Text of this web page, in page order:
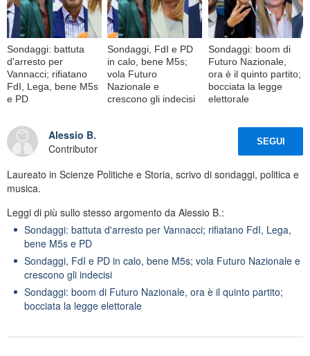
Sondaggi: battuta
d'arresto per
Vannacci; rifiatano
FdI, Lega, bene M5s
e PD
Sondaggi, FdI e PD
in calo, bene M5s;
vola Futuro
Nazionale e
crescono gli indecisi
Sondaggi: boom di
Futuro Nazionale,
ora è il quinto partito;
bocciata la legge
elettorale
Alessio B.
Contributor
SEGUI
Laureato in Scienze Politiche e Storia, scrivo di sondaggi, politica e
musica.
Leggi di più sullo stesso argomento da Alessio B.:
Sondaggi: battuta d'arresto per Vannacci; rifiatano FdI, Lega,
bene M5s e PD
Sondaggi, FdI e PD in calo, bene M5s; vola Futuro Nazionale e
crescono gli indecisi
Sondaggi: boom di Futuro Nazionale, ora è il quinto partito;
bocciata la legge elettorale